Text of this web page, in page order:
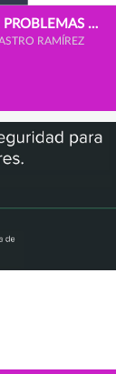
SOLUCIONADOR DE PROBLEMAS COVID
RAMÍREZ